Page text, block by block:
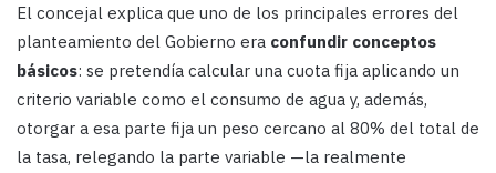
El concejal explica que uno de los principales errores del
planteamiento del Gobierno era confundir conceptos
básicos: se pretendía calcular una cuota fija aplicando un
criterio variable como el consumo de agua y, además,
otorgar a esa parte fija un peso cercano al 80% del total de
la tasa, relegando la parte variable —la realmente